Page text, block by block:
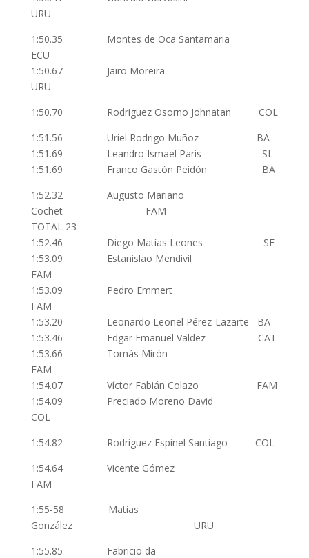
URU
1:50.35 Montes de Oca Santamaria
ECU
1:50.67 Jairo Moreira
URU
1:50.70 Rodriguez Osorno Johnatan COL
1:51.56 Uriel Rodrigo Muñoz BA
1:51.69 Leandro Ismael Paris SL
1:51.69 Franco Gastón Peidón BA
1:52.32 Augusto Mariano
Cochet FAM
TOTAL 23
1:52.46 Diego Matías Leones SF
1:53.09 Estanislao Mendivil
FAM
1:53.09 Pedro Emmert
FAM
1:53.20 Leonardo Leonel Pérez-Lazarte BA
1:53.46 Edgar Emanuel Valdez CAT
1:53.66 Tomás Mirón
FAM
1:54.07 Víctor Fabián Colazo FAM
1:54.09 Preciado Moreno David
COL
1:54.82 Rodriguez Espinel Santiago COL
1:54.64 Vicente Gómez
FAM
1:55-58 Matias
González URU
1:55.85 Fabricio da